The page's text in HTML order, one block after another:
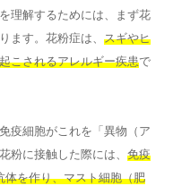
理解するためには、まず花
ます。花粉症は、 スギやヒ
こされるアレルギー疾患で
疫細胞がこれを「異物（ア
粉に接触した際には、 免疫
を作り、マスト細胞（肥